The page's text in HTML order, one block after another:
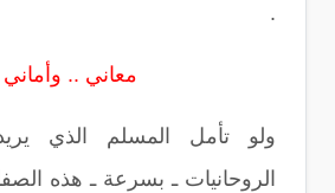
.
معاني .. وأماني
ولو تأمل المسلم الذي
الروحانيات ـ بسرعة ـ هذه